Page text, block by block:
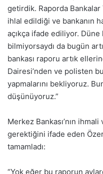
getirdik. Raporda Bankalar
ihlal edildiği ve bankanın
açıkça ifade ediliyor. Düne
bilmiyorsaydı da bugün
bankası raporu artık
Dairesi’nden ve polisten
yapmalarını bekliyoruz.
düşünüyoruz.”
Merkez Bankası’nın
gerektiğini ifade eden
tamamladı:
“Yok eğer bu raporun